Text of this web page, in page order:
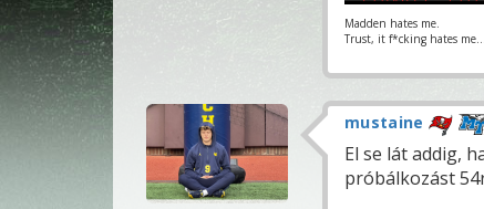
Madden hates me.
Trust, it f*cking hates me...
mustaine
El se lát addig,
próbálkozást